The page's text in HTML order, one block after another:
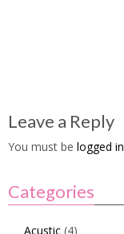
Leave a Reply
You must be logged in
Categories
Acustic (4)